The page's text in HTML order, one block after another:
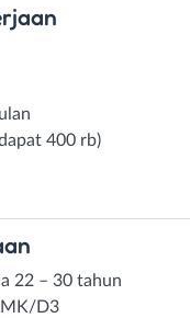
400 rb)
22 – 30 tahun
D3